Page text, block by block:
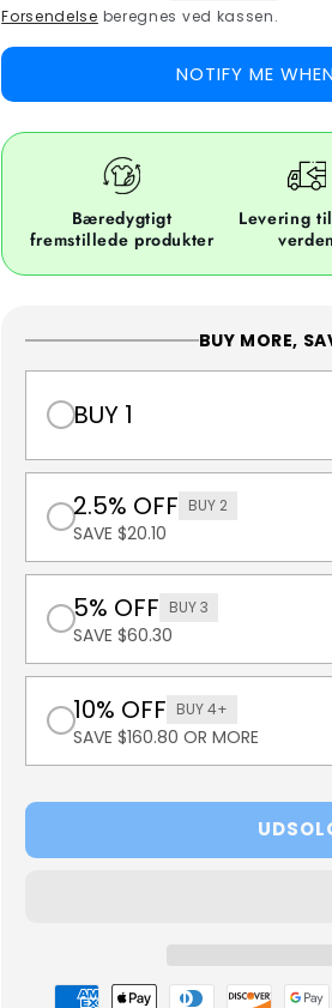
price
Forsendelse beregnes ved kassen.
NOTIFY ME
Bæredygtigt
fremstillede produkter
Levering
verden
BUY MORE,
BUY 1
2.5% OFF BUY 2
SAVE $20.10
5% OFF BUY 3
SAVE $60.30
10% OFF BUY 4+
SAVE $160.80 OR MORE
Betalingsmetoder